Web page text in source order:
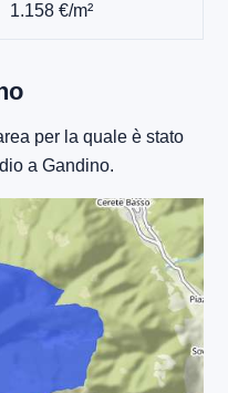
1.158 €/m²
per la quale è stato
a Gandino.